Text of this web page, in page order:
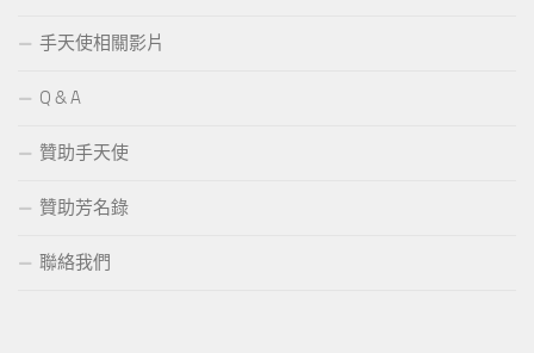
手天使相關影片
Q & A
贊助手天使
贊助芳名錄
聯絡我們